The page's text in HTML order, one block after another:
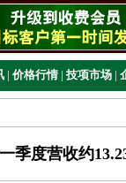
| 价格行情 | 技项市场 |
季度营收约